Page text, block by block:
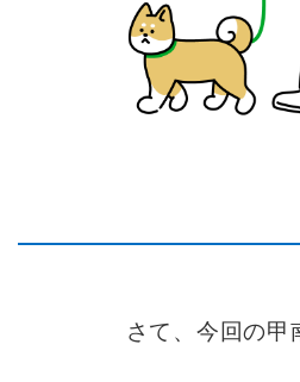
さて、今回の甲